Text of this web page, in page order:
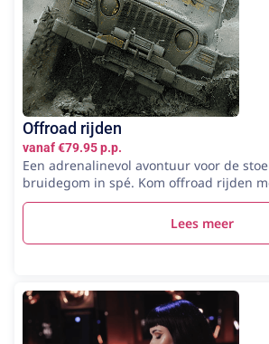
Offroad rijden
vanaf €79.95 p.p.
Een adrenalinevol avontuur voor de
bruidegom in spé. Kom offroad rijden
Lees meer